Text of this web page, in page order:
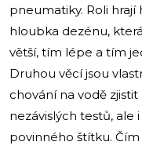
pneumatiky. Roli hrají
hloubka dezénu,
větší, tím lépe a tím
Druhou věcí jsou
chování na vodě
nezávislých testů, ale
povinného štítku.